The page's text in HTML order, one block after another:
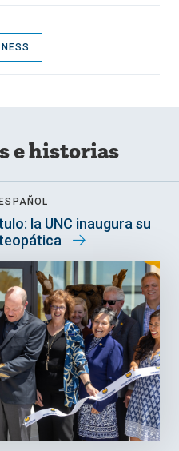
e historias
la UNC inaugura su